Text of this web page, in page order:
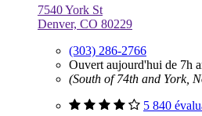
7540 York St
Denver, CO 80229
(303) 286-2766
Ouvert aujourd'hui de 7h
(South of 74th and York,
5 840